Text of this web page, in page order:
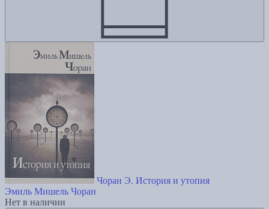
Чоран Э. История и утопия
Эмиль Мишель Чоран
Нет в наличии